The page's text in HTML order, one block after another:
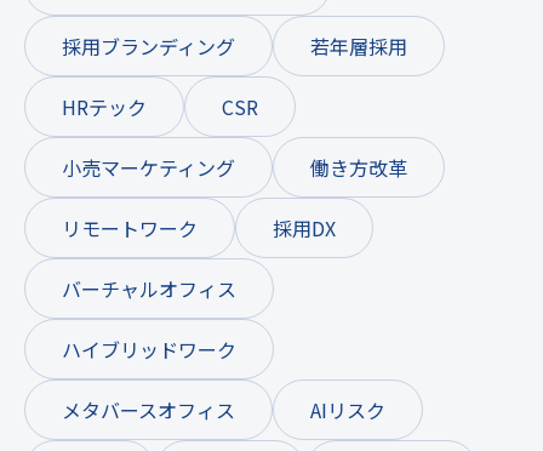
採用ブランディング 若年層採用
HRテック CSR
小売マーケティング 働き方改革
リモートワーク 採用DX
バーチャルオフィス
ハイブリッドワーク
メタバースオフィス AIリスク